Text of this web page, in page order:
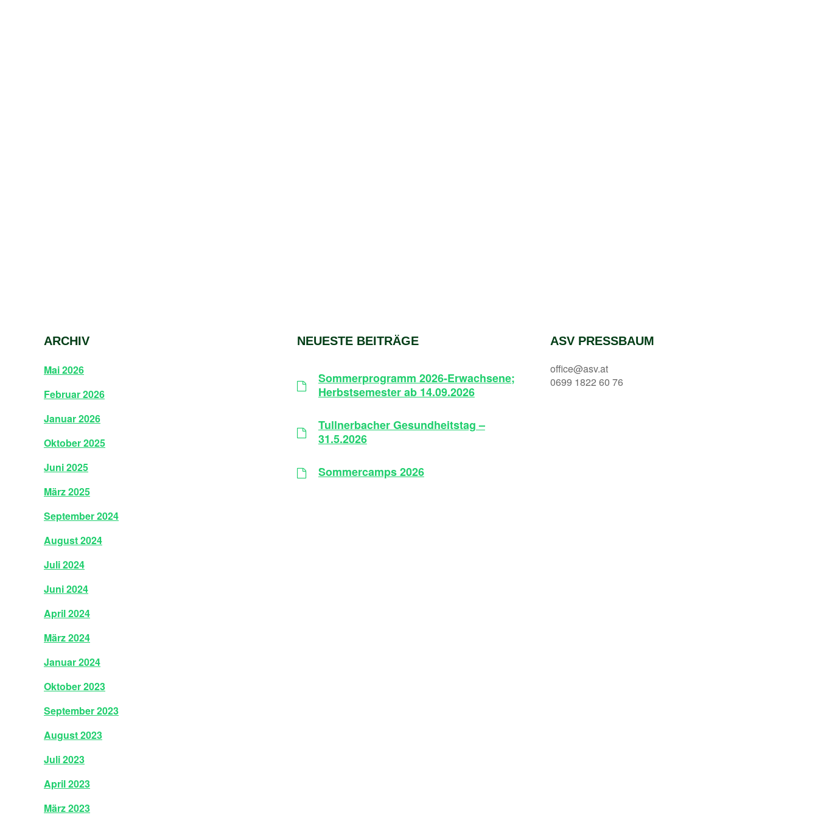
ARCHIV
Mai 2026
Februar 2026
Januar 2026
Oktober 2025
Juni 2025
März 2025
September 2024
August 2024
Juli 2024
Juni 2024
April 2024
März 2024
Januar 2024
Oktober 2023
September 2023
August 2023
Juli 2023
April 2023
März 2023
NEUESTE BEITRÄGE
Sommerprogramm 2026-Erwachsene;
Herbstsemester ab 14.09.2026
Tullnerbacher Gesundheitstag –
31.5.2026
Sommercamps 2026
ASV PRESSBAUM
office@asv.at
0699 1822 60 76